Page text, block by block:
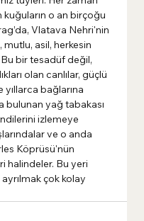
o an birçoğu
Vlatava Nehri'nin
asil, herkesin
Bu bir tesadüf değil,
olan canlılar, güçlü
bağlarına
bulunan yağ tabakası
izlemeye
ve o anda
Köprüsü'nün
halindeler. Bu yeri
çok kolay